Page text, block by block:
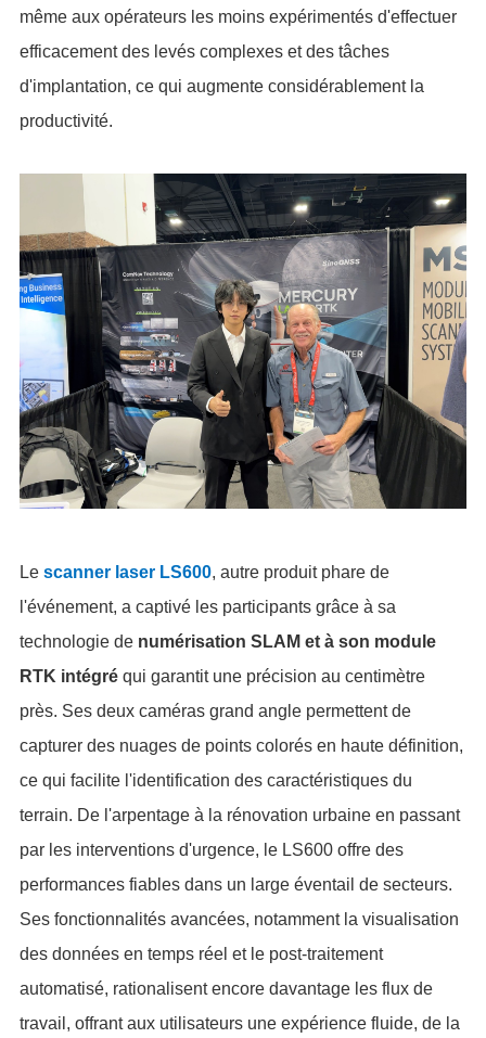
même aux opérateurs les moins expérimentés d'effectuer
efficacement des levés complexes et des tâches
d'implantation, ce qui augmente considérablement la
productivité.
Lescanner laser LS600, autre produit phare de
l'événement, a captivé les participants grâce à sa
technologie de numérisation SLAM et à son module
RTK intégréqui garantit une précision au centimètre
près. Ses deux caméras grand angle permettent de
capturer des nuages de points colorés en haute définition,
ce qui facilite l'identification des caractéristiques du
terrain. De l'arpentage à la rénovation urbaine en passant
par les interventions d'urgence, le LS600 offre des
performances fiables dans un large éventail de secteurs.
Ses fonctionnalités avancées, notamment la visualisation
des données en temps réel et le post-traitement
automatisé, rationalisent encore davantage les flux de
travail, offrant aux utilisateurs une expérience fluide, de la